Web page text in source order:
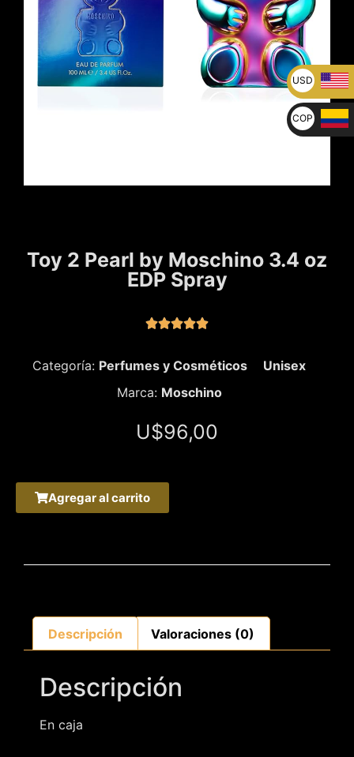
Toy 2 Pearl by Moschino 3.4 oz
EDP Spray

Categoría: Perfumes y Cosméticos
Unisex
Marca: Moschino
U$96,00
Agregar al carrito
Descripción Valoraciones (0)
Descripción
En caja
USD
U$
COP
$